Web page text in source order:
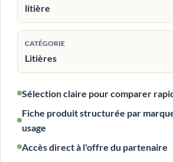
litière
CATÉGORIE
Litières
Sélection claire pour comparer
Fiche produit structurée par
usage
Accès direct à l'offre du partenaire